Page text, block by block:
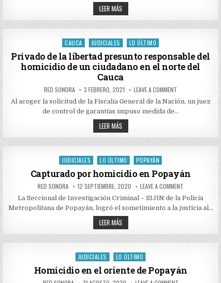
EN
ÚLTIMAS
CAUCA
LEER MÁS16
PERSONAS
FUERON
JUDICIALIZADAS
DIVERSOS
DELITOS
EN
LAS
ÚLTIMAS
HORAS
EN
EL
CAUCA
Posted
CAUCA JUDICIALES LO ÚLTIMO
Privado de la libertad presunto responsable del
homicidio de un ciudadano en el norte del
Cauca
AUTHOR:
RED SONORA PUBLISHED
DATE:
3 FEBRERO, 2021 LEAVE A COMMENT
DE
LIBERTAD
HOMICIDIO
UN
NORTE
DEL
CAUCA
Al acoger la solicitud de la Fiscalía General de la Nación, un juez
de control de garantías impuso medida de…
LEER MÁSPRIVADO
DE
LA
LIBERTAD
RESPONSABLE
DEL
HOMICIDIO
DE
UN
CIUDADANO
EN
EL
NORTE
DEL
CAUCA
Posted
JUDICIALES LO ÚLTIMO POPAYÁN
Capturado por homicidio en Popayán
AUTHOR:
RED SONORA PUBLISHED
DATE:
12 SEPTIEMBRE, 2020 LEAVE A COMMENT
POR
HOMICIDIO
EN
La Seccional de Investigación Criminal – SIJIN de la Policía
Metropolitana de Popayán, logró el sometimiento a la justicia al…
LEER MÁSCAPTURADO
POR
HOMICIDIO
EN
Posted
JUDICIALES LO ÚLTIMO
Homicidio en el oriente de Popayán